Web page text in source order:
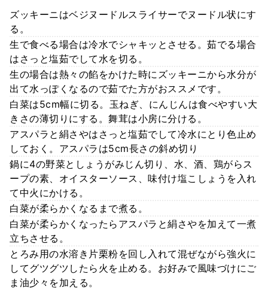
ズッキーニはベジヌードルスライサーでヌードル状にす
る。
生で食べる場合は冷水でシャキッとさせる。茹でる場合
はさっと塩茹でして水を切る。
生の場合は熱々の餡をかけた時にズッキーニから水分が
出て水っぽくなるので茹でた方がおススメです。
白菜は5cm幅に切る。玉ねぎ、にんじんは食べやすい大
きさの薄切りにする。舞茸は小房に分ける。
アスパラと絹さやはさっと塩茹でして冷水にとり色止め
しておく。アスパラは5cm長さの斜め切り
鍋に4の野菜としょうがみじん切り、水、酒、鶏がらス
ープの素、オイスターソース、味付け塩こしょうを入れ
て中火にかける。
白菜が柔らかくなるまで煮る。
白菜が柔らかくなったらアスパラと絹さやを加えて一煮
立ちさせる。
とろみ用の水溶き片栗粉を回し入れて混ぜながら強火に
してグツグツしたら火を止める。お好みで風味づけにご
ま油少々を加える。